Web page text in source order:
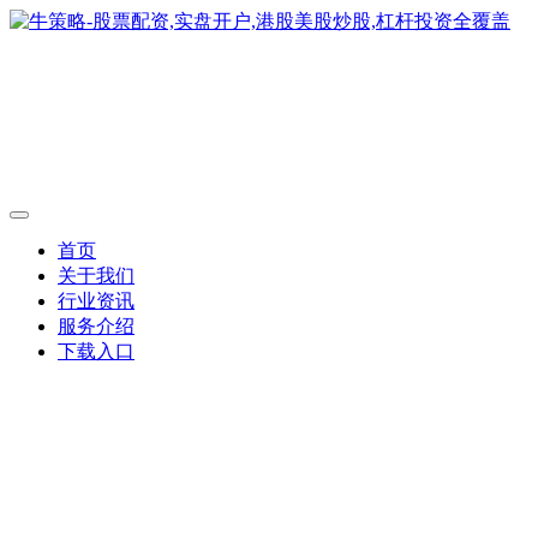
首页
关于我们
行业资讯
服务介绍
下载入口